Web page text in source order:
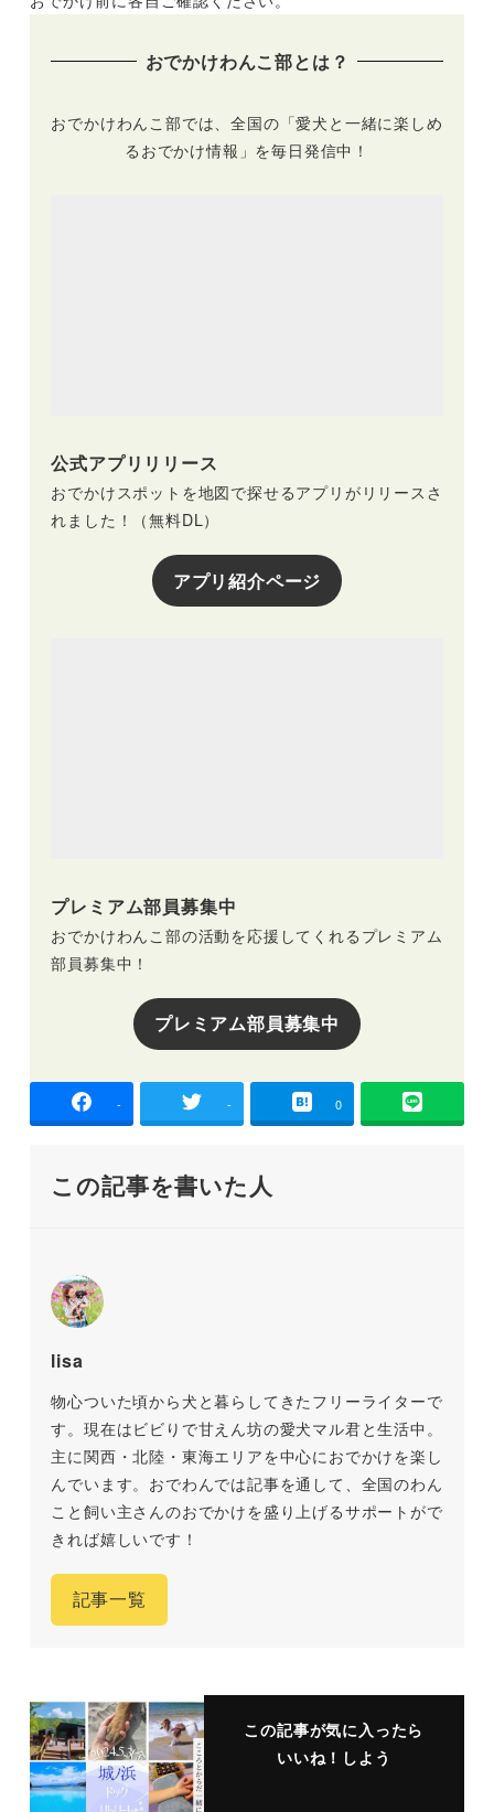
際のおでかけレポー
おでかけわんこ部とは？
おでかけわんこ部では、全国の「愛犬と一緒に楽しめ
るおでかけ情報」を毎日発信中！
公式アプリリリース
おでかけスポットを地図で探せるアプリがリリースさ
れました！（無料DL）
アプリ紹介ページ
プレミアム部員募集中
おでかけわんこ部の活動を応援してくれるプレミアム
部員募集中！
プレミアム部員募集中
- - 0
この記事を書いた人
lisa
物心ついた頃から犬と暮らしてきたフリーライターで
す。現在はビビりで甘えん坊の愛犬マル君と生活中。
主に関西・北陸・東海エリアを中心におでかけを楽し
んでいます。おでわんでは記事を通して、全国のわん
こと飼い主さんのおでかけを盛り上げるサポートがで
きれば嬉しいです！
記事一覧
この記事が気に入ったら
いいね！しよう